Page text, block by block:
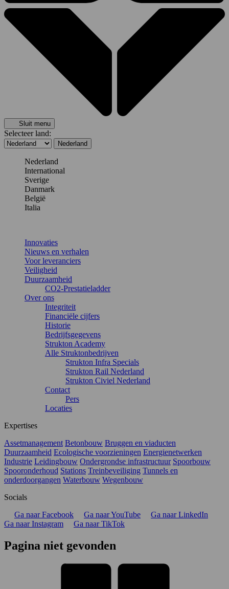
Sluit menu
Selecteer land:
Nederland
Nederland
International
Sverige
Danmark
België
Italia
Innovaties
Nieuws en verhalen
Voor leveranciers
Veiligheid
Duurzaamheid
CO2-Prestatieladder
Over ons
Integriteit
Financiële cijfers
Historie
Bedrijfsgegevens
Strukton Academy
Alle Struktonbedrijven
Strukton Infra Specials
Strukton Rail Nederland
Strukton Civiel Nederland
Contact
Pers
Locaties
Expertises
Assetmanagement Betonbouw Bruggen en viaducten
Duurzaamheid Ecologische voorzieningen Energienetwerken
Industrie Leidingbouw Ondergrondse infrastructuur Spoorbouw
Spooronderhoud Stations Treinbeveiliging Tunnels en
onderdoorgangen Waterbouw Wegenbouw
Socials
Ga naar Facebook
Ga naar YouTube
Ga naar LinkedIn
Ga naar Instagram
Ga naar TikTok
Pagina niet gevonden